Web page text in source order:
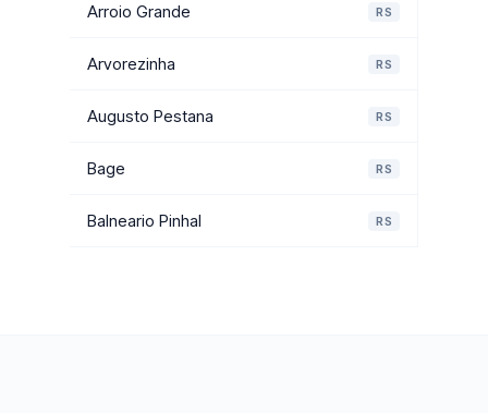
Arroio Grande RS
Arvorezinha RS
Augusto Pestana RS
Bage RS
Balneario Pinhal RS